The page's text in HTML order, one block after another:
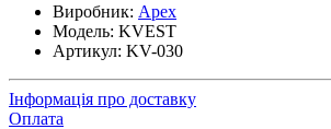
Виробник: Apex
Модель: KVEST
Артикул: KV-030
Інформація про доставку
Оплата